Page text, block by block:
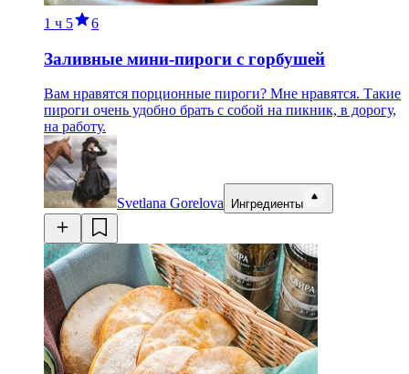
1 ч 5 6
Заливные мини-пироги с горбушей
Вам нравятся порционные пироги? Мне нравятся. Такие
пироги очень удобно брать с собой на пикник, в дорогу,
на работу.
Svetlana Gorelova Ингредиенты